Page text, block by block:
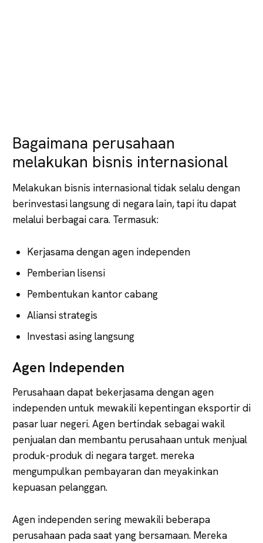
Bagaimana perusahaan
melakukan bisnis internasional
Melakukan bisnis internasional tidak selalu dengan
berinvestasi langsung di negara lain, tapi itu dapat
melalui berbagai cara. Termasuk:
Kerjasama dengan agen independen
Pemberian lisensi
Pembentukan kantor cabang
Aliansi strategis
Investasi asing langsung
Agen Independen
Perusahaan dapat bekerjasama dengan agen
independen untuk mewakili kepentingan eksportir di
pasar luar negeri. Agen bertindak sebagai wakil
penjualan dan membantu perusahaan untuk menjual
produk-produk di negara target. mereka
mengumpulkan pembayaran dan meyakinkan
kepuasan pelanggan.
Agen independen sering mewakili beberapa
perusahaan pada saat yang bersamaan. Mereka